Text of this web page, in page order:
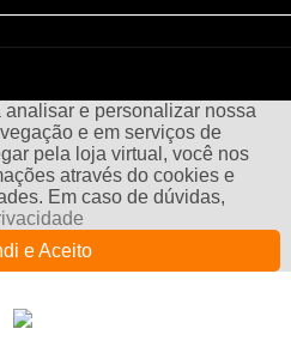
e personalizar nossa
e em serviços de
pela loja virtual, você nos
através do cookies e
Em caso de dúvidas,
e Aceito